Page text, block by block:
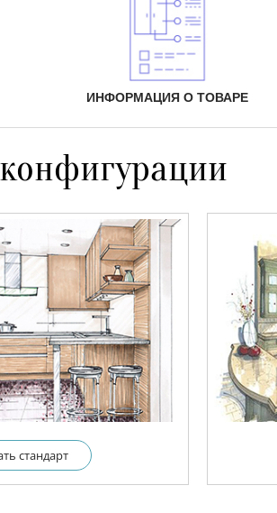
ИНФОРМАЦИЯ О ТОВАРЕ
cтандарт